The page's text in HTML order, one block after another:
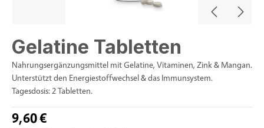
Gelatine Tabletten
Nahrungsergänzungsmittel mit Gelatine, Vitaminen, Zink & Mangan.
Unterstützt den Energiestoffwechsel & das Immunsystem.
Tagesdosis: 2 Tabletten.
9,60 €